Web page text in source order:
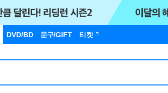
DVD/BD 문구/GIFT 티켓